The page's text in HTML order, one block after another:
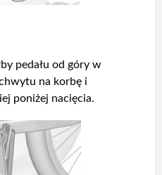
pedału od góry w
na korbę i
poniżej nacięcia.